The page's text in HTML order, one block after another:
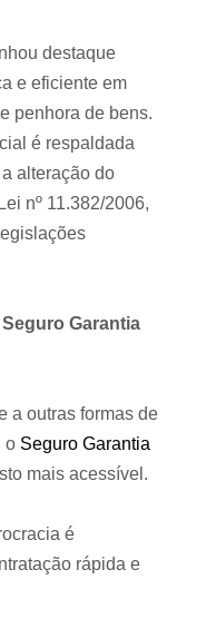
destaque
e eficiente em
penhora de bens.
é respaldada
alteração do
nº 11.382/2006,
Garantia
a outras formas de
o Seguro Garantia
mais acessível.
é
rápida e